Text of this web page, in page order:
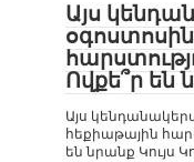
Այս
Ովքե՞ր են
Այս
հեքիաթային
են նրանք Կույս